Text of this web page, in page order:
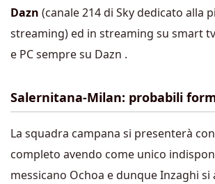
Dazn (canale 214 di Sky dedicato alla
streaming) ed in streaming su smart
e PC sempre su Dazn .
Salernitana-Milan: probabili
La squadra campana si presenterà
completo avendo come unico
messicano Ochoa e dunque Inzaghi si